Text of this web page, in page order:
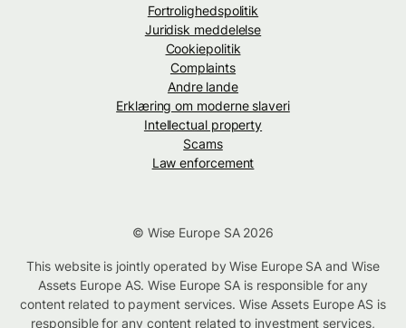
Fortrolighedspolitik
Juridisk meddelelse
Cookiepolitik
Complaints
Andre lande
Erklæring om moderne slaveri
Intellectual property
Scams
Law enforcement
© Wise Europe SA 2026
This website is jointly operated by Wise Europe SA and Wise
Assets Europe AS. Wise Europe SA is responsible for any
content related to payment services. Wise Assets Europe AS is
responsible for any content related to investment services,